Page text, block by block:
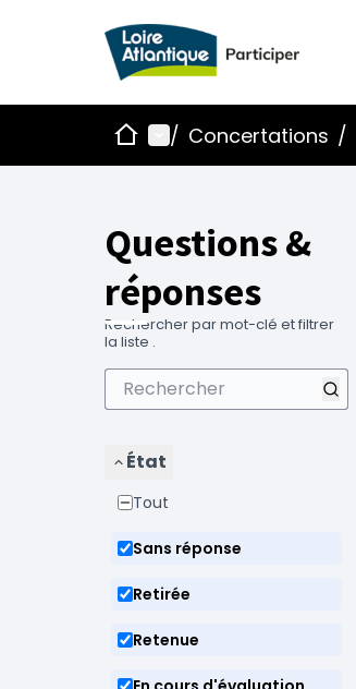
AccueilMenu principal
/ Concertations /
Questions &
réponses
Rechercher par mot-clé et filtrer
la liste .
État
Tout
Sans réponse
Retirée
Retenue